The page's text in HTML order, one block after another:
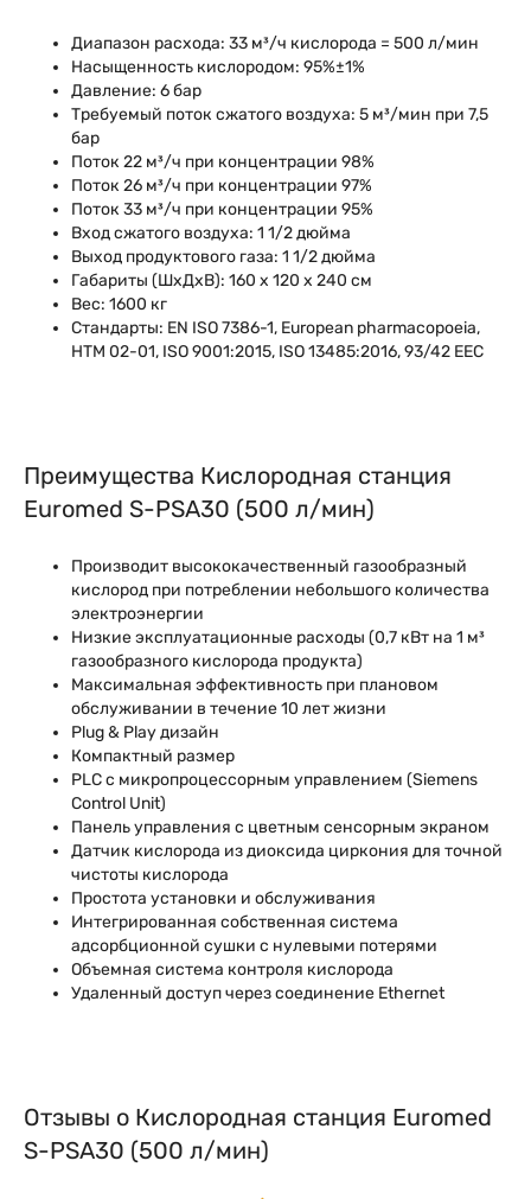
Диапазон расхода: 33 м³/ч кислорода = 500 л/мин
Насыщенность кислородом: 95%±1%
Давление: 6 бар
Требуемый поток сжатого воздуха: 5 м³/мин при 7,5
бар
Поток 22 м³/ч при концентрации 98%
Поток 26 м³/ч при концентрации 97%
Поток 33 м³/ч при концентрации 95%
Вход сжатого воздуха: 1 1/2 дюйма
Выход продуктового газа: 1 1/2 дюйма
Габариты (ШxДxВ): 160 x 120 x 240 см
Вес: 1600 кг
Стандарты: EN ISO 7386-1, European pharmacopoeia,
HTM 02-01, ISO 9001:2015, ISO 13485:2016, 93/42 EEC
Преимущества Кислородная станция
Euromed S-PSA30 (500 л/мин)
Производит высококачественный газообразный
кислород при потреблении небольшого количества
электроэнергии
Низкие эксплуатационные расходы (0,7 кВт на 1 м³
газообразного кислорода продукта)
Максимальная эффективность при плановом
обслуживании в течение 10 лет жизни
Plug & Play дизайн
Компактный размер
PLC с микропроцессорным управлением (Siemens
Control Unit)
Панель управления с цветным сенсорным экраном
Датчик кислорода из диоксида циркония для точной
чистоты кислорода
Простота установки и обслуживания
Интегрированная собственная система
адсорбционной сушки с нулевыми потерями
Объемная система контроля кислорода
Удаленный доступ через соединение Ethernet
Отзывы о Кислородная станция Euromed
S-PSA30 (500 л/мин)